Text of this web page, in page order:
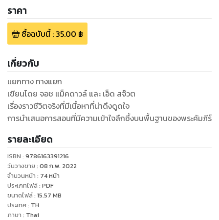
ราคา
ซื้อฉบับนี้: 35.00 ฿
เกี่ยวกับ
แยกทาง ทางแยก
เขียนโดย จอช แม็คดาวล์ และ เอ็ด สจ๊วต
เรื่องราวชีวิตจริงที่มีเนื้อหาที่น่าดึงดูดใจ
การนำเสนอการสอนที่มีความเข้าใจลึกซึ้งบนพื้นฐานของพระคัมภีร์
รายละเอียด
ISBN : 9786163391216
วันวางขาย : 08 ก.พ. 2022
จำนวนหน้า : 74หน้า
ประเภทไฟล์: PDF
ขนาดไฟล์: 15.57 MB
ประเทศ: TH
ภาษา : Thai